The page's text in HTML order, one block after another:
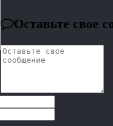
Оставьте свое